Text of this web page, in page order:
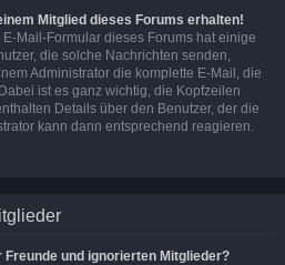
Mitglied dieses Forums erhalten!
Mail-Formular dieses Forums hat einige
die solche Nachrichten senden,
Administrator die komplette E-Mail, die
ist es ganz wichtig, die Kopfzeilen
Details über den Benutzer, der die
kann dann entsprechend reagieren.
und ignorierten Mitglieder?